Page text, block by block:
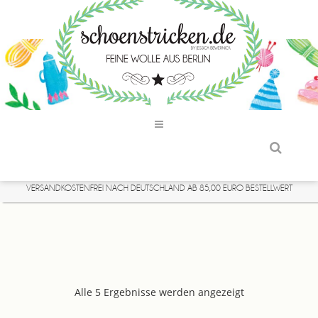
VERSANDKOSTENFREI NACH DEUTSCHLAND AB 85,00 EURO BESTELLWERT
Alle 5 Ergebnisse werden angezeigt